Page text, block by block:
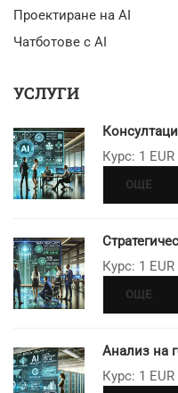
Проектиране на AI
Чатботове с AI
УСЛУГИ
Курс: 1
ОЩЕ
Курс: 1
ОЩЕ
Анализ на
Курс: 1